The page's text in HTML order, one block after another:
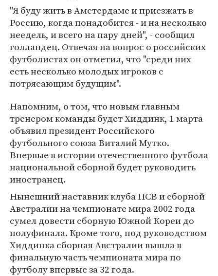
"Я буду жить в Амстердаме и приезжать в
Россию, когда понадобится - и на несколько
неедель, и всего на пару дней", - сообщил
голландец. Отвечая на вопрос о российских
футболистах он отметил, что "среди них
есть несколько молодых игроков с
потрясающим будущим".
Напомним, о том, что новым главным
тренером команды будет Хиддинк, 1 марта
объявил президент Российского
футбольного союза Виталий Мутко.
Впервые в истории отечественного футбола
национальной сборной будет руководить
иностранец.
Нынешний наставник клуба ПСВ и сборной
Австралии на чемпионате мира 2002 года
сумел довести сборную Южной Кореи до
полуфинала. Кроме того, под руководством
Хиддинка сборная Австралии вышла в
финальную часть чемпионата мира по
футболу впервые за 32 года.